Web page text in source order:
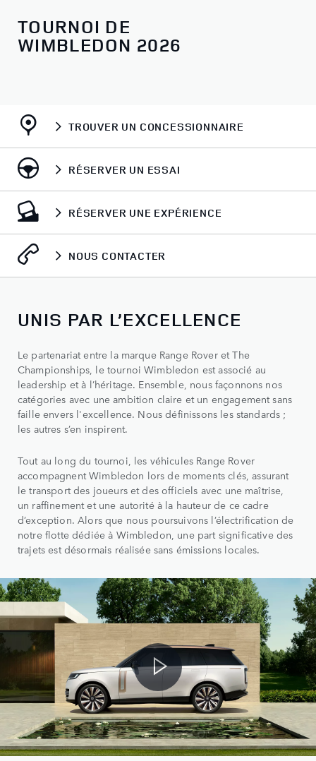
TOURNOI DE
WIMBLEDON 2026
TROUVER UN CONCESSIONNAIRE
RÉSERVER UN ESSAI
RÉSERVER UNE EXPÉRIENCE
NOUS CONTACTER
UNIS PAR L’EXCELLENCE
Le partenariat entre la marque Range Rover et The
Championships, le tournoi Wimbledon est associé au
leadership et à l’héritage. Ensemble, nous façonnons nos
catégories avec une ambition claire et un engagement sans
faille envers l'excellence. Nous définissons les standards ;
les autres s’en inspirent.
Tout au long du tournoi, les véhicules Range Rover
accompagnent Wimbledon lors de moments clés, assurant
le transport des joueurs et des officiels avec une maîtrise,
un raffinement et une autorité à la hauteur de ce cadre
d’exception. Alors que nous poursuivons l’électrification de
notre flotte dédiée à Wimbledon, une part significative des
trajets est désormais réalisée sans émissions locales.